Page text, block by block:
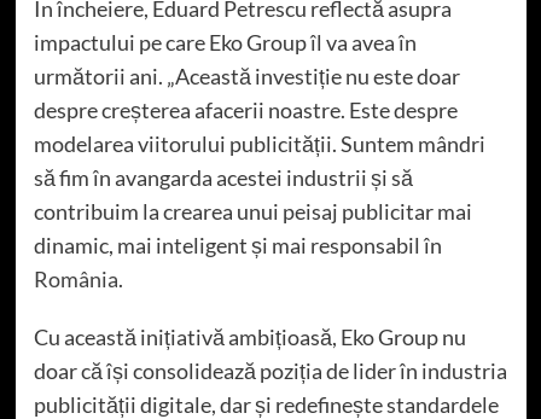
În încheiere, Eduard Petrescu reflectă asupra
impactului pe care Eko Group îl va avea în
următorii ani. „Această investiție nu este doar
despre creșterea afacerii noastre. Este despre
modelarea viitorului publicității. Suntem mândri
să fim în avangarda acestei industrii și să
contribuim la crearea unui peisaj publicitar mai
dinamic, mai inteligent și mai responsabil în
România.
Cu această inițiativă ambițioasă, Eko Group nu
doar că își consolidează poziția de lider în industria
publicității digitale, dar și redefinește standardele